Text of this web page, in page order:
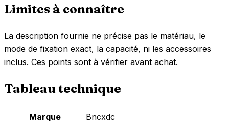
Limites à connaître
La description fournie ne précise pas le matériau, le
mode de fixation exact, la capacité, ni les accessoires
inclus. Ces points sont à vérifier avant achat.
Tableau technique
Marque Bncxdc